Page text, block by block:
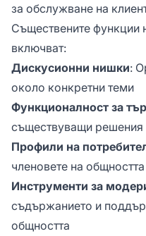
за обслужване на
Съществените функции
включват:
Дискусионни нишки:
около конкретни теми
Функционалност за
съществуващи решения
Профили на
членовете на
Инструменти за
съдържанието и
общността